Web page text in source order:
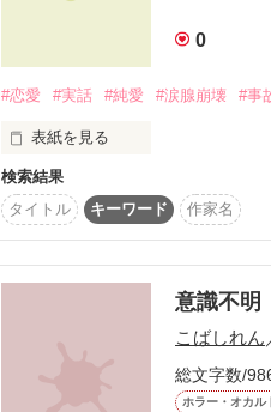
スターツ出版小説投稿
その他の条件
動画あり
ドロテからそう伝えられたアリ
.₊̣̇.ෆ*˚*ෆ.₊̣̇.ෆ*˚*ෆ.₊̣̇.ෆ*˚*ෆ.₊̣̇.ෆ*˚*ෆ.₊̣̇.
両片思いのすれ違い恋愛ストー
0
#恋愛 #実話 #純愛 #涙腺崩壊 #事
表紙を見る
これは真実。実際に起こった、
日におこきた転落事故。１７歳
人が出会ってから彼が事故にあ
検索結果
タイトル
キーワード 作家名
意識不明
こばしれん
総文字数/
ホラー・オカル